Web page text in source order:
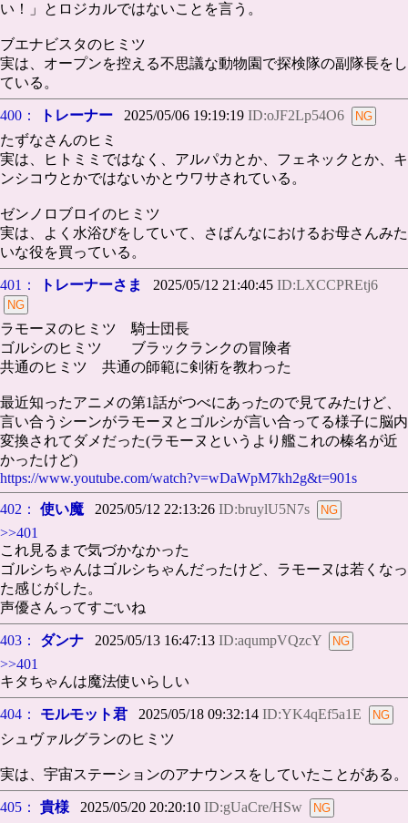
い！」とロジカルではないことを言う。
ブエナビスタのヒミツ
実は、オープンを控える不思議な動物園で探検隊の副隊長をし
ている。
400： トレーナー 2025/05/06 19:19:19 ID:oJF2Lp54O6
たずなさんのヒミ
実は、ヒトミミではなく、アルパカとか、フェネックとか、キ
ンシコウとかではないかとウワサされている。
ゼンノロブロイのヒミツ
実は、よく水浴びをしていて、さばんなにおけるお母さんみた
いな役を買っている。
401： トレーナーさま 2025/05/12 21:40:45 ID:LXCCPREtj6
ラモーヌのヒミツ 騎士団長
ゴルシのヒミツ ブラックランクの冒険者
共通のヒミツ 共通の師範に剣術を教わった
最近知ったアニメの第1話がつべにあったので見てみたけど、
言い合うシーンがラモーヌとゴルシが言い合ってる様子に脳内
変換されてダメだった(ラモーヌというより艦これの榛名が近
かったけど)
https://www.youtube.com/watch?v=wDaWpM7kh2g&t=901s
402：
使い魔 2025/05/12 22:13:26 ID:bruylU5N7s
>>401
これ見るまで気づかなかった
ゴルシちゃんはゴルシちゃんだったけど、ラモーヌは若くなっ
た感じがした。
声優さんってすごいね
403： ダンナ 2025/05/13 16:47:13 ID:aqumpVQzcY
>>401
キタちゃんは魔法使いらしい
404： モルモット君 2025/05/18 09:32:14 ID:YK4qEf5a1E
シュヴァルグランのヒミツ
実は、宇宙ステーションのアナウンスをしていたことがある。
405： 貴様 2025/05/20 20:20:10 ID:gUaCre/HSw